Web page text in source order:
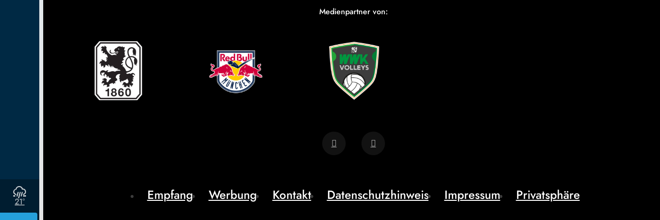
21°
Medienpartner von:
Empfang Werbung Kontakt Datenschutzhinweis Impressum Privatsphäre